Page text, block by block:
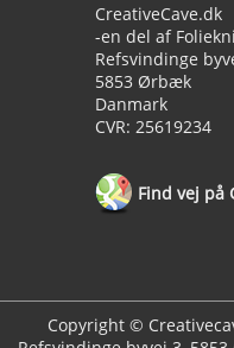
CreativeCave.dk
-en del af
Refsvindinge
5853 Ørbæk
Danmark
CVR: 25619234
Find vej på
Copyright ©